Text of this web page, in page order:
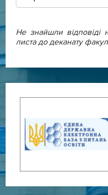
Не знайшли відповіді
листа до деканату